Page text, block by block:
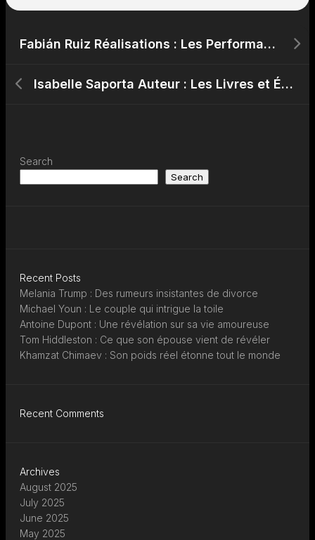
Fabián Ruiz Réalisations : Les Performances de Fabián Ruiz sur le Terrain
Isabelle Saporta Auteur : Les Livres et Écrits d’Isabelle Saporta
Search
Search
Recent Posts
Melania Trump : Des rumeurs insistantes de divorce
Michael Youn : Le couple qui intrigue la toile
Antoine Dupont : Une révélation sur sa vie amoureuse
Tom Hiddleston : Ce que son épouse vient de révéler
Khamzat Chimaev : Son poids réel étonne tout le monde
Recent Comments
Archives
August 2025
July 2025
June 2025
May 2025